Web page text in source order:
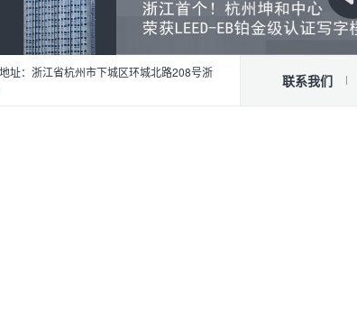
址：浙江省杭州市下城区环城北路208号浙
联系我们